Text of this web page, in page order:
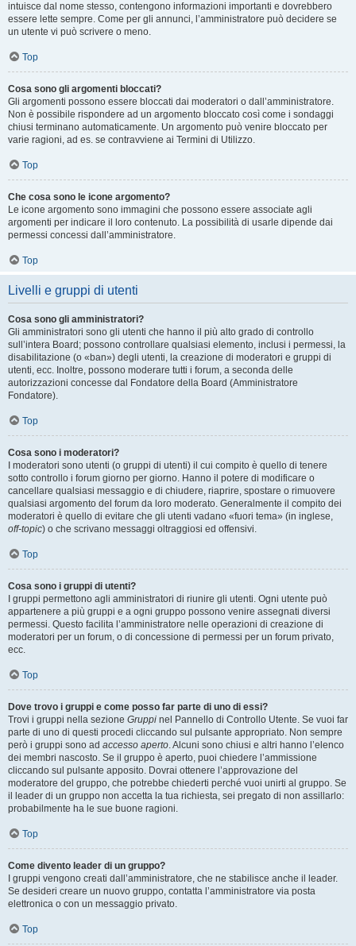
intuisce dal nome stesso, contengono informazioni importanti e dovrebbero
essere lette sempre. Come per gli annunci, l’amministratore può decidere se
un utente vi può scrivere o meno.
Top
Cosa sono gli argomenti bloccati?
Gli argomenti possono essere bloccati dai moderatori o dall’amministratore.
Non è possibile rispondere ad un argomento bloccato così come i sondaggi
chiusi terminano automaticamente. Un argomento può venire bloccato per
varie ragioni, ad es. se contravviene ai Termini di Utilizzo.
Top
Che cosa sono le icone argomento?
Le icone argomento sono immagini che possono essere associate agli
argomenti per indicare il loro contenuto. La possibilità di usarle dipende dai
permessi concessi dall’amministratore.
Top
Livelli e gruppi di utenti
Cosa sono gli amministratori?
Gli amministratori sono gli utenti che hanno il più alto grado di controllo
sull’intera Board; possono controllare qualsiasi elemento, inclusi i permessi, la
disabilitazione (o «ban») degli utenti, la creazione di moderatori e gruppi di
utenti, ecc. Inoltre, possono moderare tutti i forum, a seconda delle
autorizzazioni concesse dal Fondatore della Board (Amministratore
Fondatore).
Top
Cosa sono i moderatori?
I moderatori sono utenti (o gruppi di utenti) il cui compito è quello di tenere
sotto controllo i forum giorno per giorno. Hanno il potere di modificare o
cancellare qualsiasi messaggio e di chiudere, riaprire, spostare o rimuovere
qualsiasi argomento del forum da loro moderato. Generalmente il compito dei
moderatori è quello di evitare che gli utenti vadano «fuori tema» (in inglese,
off-topic) o che scrivano messaggi oltraggiosi ed offensivi.
Top
Cosa sono i gruppi di utenti?
I gruppi permettono agli amministratori di riunire gli utenti. Ogni utente può
appartenere a più gruppi e a ogni gruppo possono venire assegnati diversi
permessi. Questo facilita l’amministratore nelle operazioni di creazione di
moderatori per un forum, o di concessione di permessi per un forum privato,
ecc.
Top
Dove trovo i gruppi e come posso far parte di uno di essi?
Trovi i gruppi nella sezione Gruppi nel Pannello di Controllo Utente. Se vuoi far
parte di uno di questi procedi cliccando sul pulsante appropriato. Non sempre
però i gruppi sono ad accesso aperto. Alcuni sono chiusi e altri hanno l’elenco
dei membri nascosto. Se il gruppo è aperto, puoi chiedere l’ammissione
cliccando sul pulsante apposito. Dovrai ottenere l’approvazione del
moderatore del gruppo, che potrebbe chiederti perché vuoi unirti al gruppo. Se
il leader di un gruppo non accetta la tua richiesta, sei pregato di non assillarlo:
probabilmente ha le sue buone ragioni.
Top
Come divento leader di un gruppo?
I gruppi vengono creati dall’amministratore, che ne stabilisce anche il leader.
Se desideri creare un nuovo gruppo, contatta l’amministratore via posta
elettronica o con un messaggio privato.
Top